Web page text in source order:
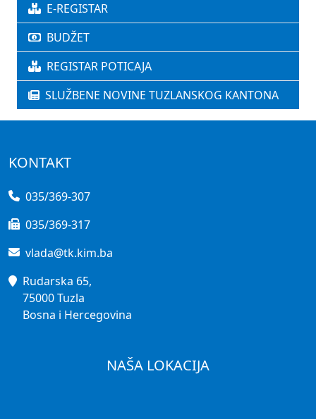
E-REGISTAR
BUDŽET
REGISTAR POTICAJA
SLUŽBENE NOVINE TUZLANSKOG KANTONA
KONTAKT
035/369-307
035/369-317
vlada@tk.kim.ba
Rudarska 65,
75000 Tuzla
Bosna i Hercegovina
NAŠA LOKACIJA